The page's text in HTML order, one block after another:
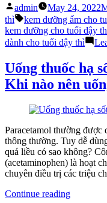
Dùng
Kem
Dưỡng
Cho
Tuổi
Dậy
Thì?”
Posted
by
admin May 24, 2022
thì
Tags:
kem dưỡng ẩm cho
kem dưỡng cho tuổi dậy
dành cho tuổi dậy thì
Uống thuốc hạ
Khi nào nên
Paracetamol thường được
thông thường. Tuy dễ
quá liều có sao không?
(acetaminophen) là hoạt
chuyên điều trị các triệu
Continue reading“Uống